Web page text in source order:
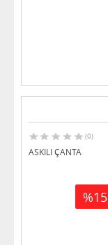
(0)
ASKILI ÇANTA
%15